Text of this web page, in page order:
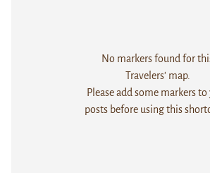
No markers found for
Travelers' map.
Please add some markers
posts before using this